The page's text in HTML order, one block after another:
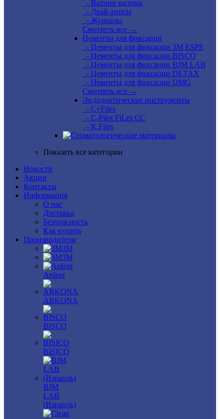
- Ватные валики
- Драй-типсы
- Журналы
Смотреть все →
Цементы для фиксации
- Цементы для фиксации 3M ESPE
- Цементы для фиксации BISCO
- Цементы для фиксации BJM LAB
- Цементы для фиксации DETAX
- Цементы для фиксации DMG
Смотреть все →
Эндодонтические инструменты
- C+Files
- C-Pilot FiLes CC
- K.Files
Показать все категории
Новости
Акции
Контакты
Информация
О нас
Доставка
Безопасность
Как купить
Производители
3M
3М
Ardent
ARKONA
BISCO
BISICO
BJM
LAB
(Израиль)